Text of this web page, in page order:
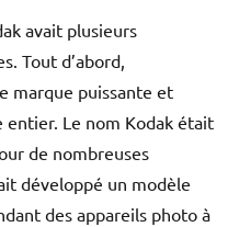
avait plusieurs
Tout d’abord,
marque puissante et
entier. Le nom Kodak était
de nombreuses
développé un modèle
des appareils photo à